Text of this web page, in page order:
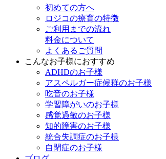
初めての方へ
ロジコの療育の特徴
ご利用までの流れ
料金について
よくあるご質問
こんなお子様におすすめ
ADHDのお子様
アスペルガー症候群のお子様
吃音のお子様
学習障がいのお子様
感覚過敏のお子様
知的障害のお子様
統合失調症のお子様
自閉症のお子様